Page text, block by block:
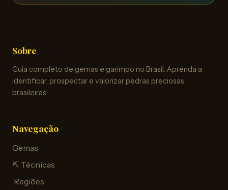
Sobre
Guia completo de gemas e garimpo no Brasil. Aprenda a
identificar, prospectar e valorizar pedras preciosas
brasileiras.
Navegação
Gemas
⛏️ Técnicas
️ Regiões